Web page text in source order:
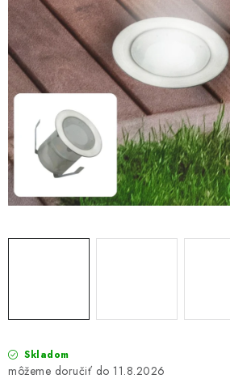
SAMSUNG SVIETIDLÁ
SOLÁRNE SYSTÉMY
SEZÓNNE VÝPREDAJE
DOM A ZÁHRADA
OBCHODNÉ PODMIENKY
Obchodné podmienky
Podmienky
Skladom
11.8.2026